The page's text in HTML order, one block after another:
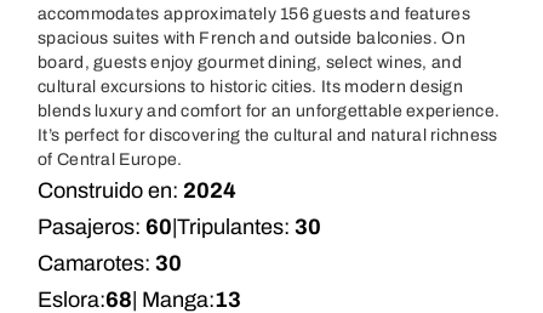
accommodates approximately 156 guests and features
spacious suites with French and outside balconies. On
board, guests enjoy gourmet dining, select wines, and
cultural excursions to historic cities. Its modern design
blends luxury and comfort for an unforgettable experience.
It’s perfect for discovering the cultural and natural richness
of Central Europe.
Construido en: 2024
Pasajeros: 60 Tripulantes: 30
Camarotes: 30
Eslora:68 | Manga:13